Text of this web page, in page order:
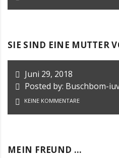
SIE SIND EINE MUTTER
Juni 29, 2018
Posted by: Buschbom-
KEINE KOMMENTARE
MEIN FREUND …